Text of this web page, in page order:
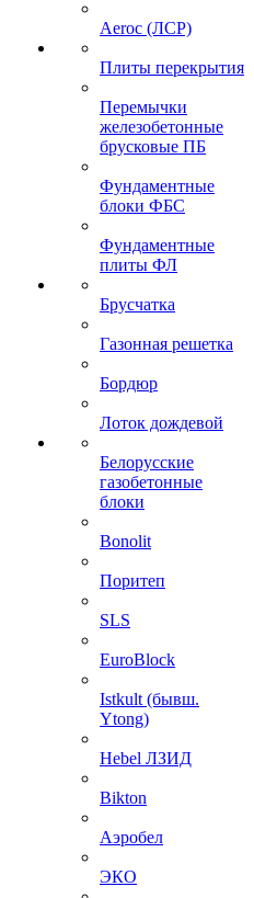
Aeroc (ЛСР)
Плиты перекрытия
Перемычки
железобетонные
брусковые ПБ
Фундаментные
блоки ФБС
Фундаментные
плиты ФЛ
Брусчатка
Газонная решетка
Бордюр
Лоток дождевой
Белорусские
газобетонные
блоки
Bonolit
Поритеп
SLS
EuroBlock
Istkult (бывш.
Ytong)
Hebel ЛЗИД
Bikton
Аэробел
ЭКО